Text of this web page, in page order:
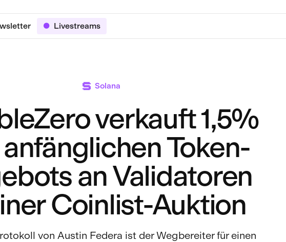
Livestreams
Solana
verkauft 1,5%
Token-
an Validatoren
Coinlist-Auktion
von Austin Federa ist der Wegbereiter für einen